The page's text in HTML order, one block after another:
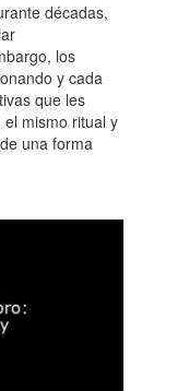
décadas,
los
y cada
que les
mismo ritual y
una forma